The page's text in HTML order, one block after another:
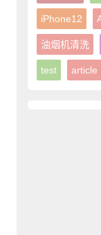
iPhone12
油烟机清洗
test article